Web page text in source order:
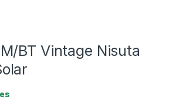
BT Vintage Nisuta